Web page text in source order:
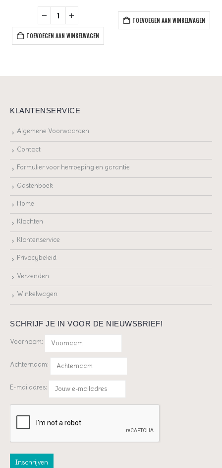
TOEVOEGEN AAN WINKELWAGEN
TOEVOEGEN AAN WINKELWAGEN
KLANTENSERVICE
Algemene Voorwaarden
Contact
Formulier voor herroeping en garantie
Gastenboek
Home
Klachten
Klantenservice
Privacybeleid
Verzenden
Winkelwagen
SCHRIJF JE IN VOOR DE NIEUWSBRIEF!
Voornaam:
Achternaam:
E-mailadres: